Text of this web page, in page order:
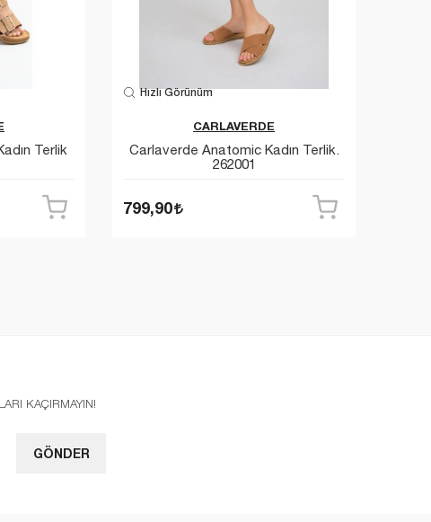
Terlik
Hızlı Görünüm
CARLAVERDE
Carlaverde Anatomic Kadın Terlik.
262001
799,90
KAÇIRMAYIN!
GÖNDER